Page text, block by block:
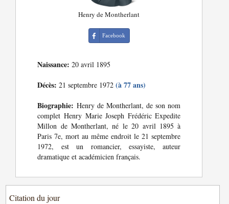
Henry de Montherlant
Facebook
Naissance: 20 avril 1895
Décès: 21 septembre 1972(à 77 ans)
Biographie: Henry de Montherlant, de son nom
complet Henry Marie Joseph Frédéric Expedite
Millon de Montherlant, né le 20 avril 1895 à
Paris 7e, mort au même endroit le 21 septembre
1972, est un romancier, essayiste, auteur
dramatique et académicien français.
Citation du jour